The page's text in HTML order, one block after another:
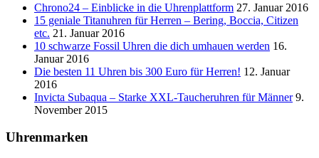
Chrono24 – Einblicke in die Uhrenplattform 27. Januar 2016
15 geniale Titanuhren für Herren – Bering, Boccia, Citizen
etc. 21. Januar 2016
10 schwarze Fossil Uhren die dich umhauen werden 16.
Januar 2016
Die besten 11 Uhren bis 300 Euro für Herren! 12. Januar
2016
Invicta Subaqua – Starke XXL-Taucheruhren für Männer 9.
November 2015
Uhrenmarken